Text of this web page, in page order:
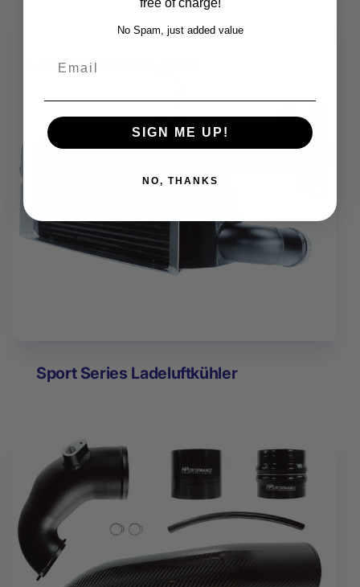
Sport Series Ladeluftkühler
No Spam, just added value
SIGN ME UP!
NO, THANKS